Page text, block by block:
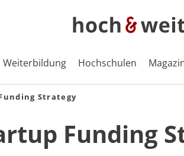
Weiterbildung Hochschulen
Strategy
Funding